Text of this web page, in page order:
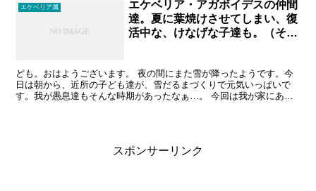
エケベリア属
エケベリア・アガボイデスの仲間
達。夏に葉焼けさせてしまい、復
活中な、けなげな子達も。（その
ども。おはようございます。 夜の間にまた雪が降ったようです。今
日は朝から、近所の子ども達が、雪だるまづくりで元気いっぱいで
す。我が愚息達もそんな時期があったなぁ…。 今回は我が家にあ
スポンサーリンク